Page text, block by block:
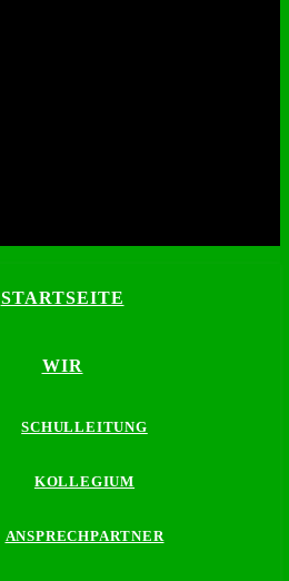
STARTSEITE
WIR
SCHULLEITUNG
KOLLEGIUM
ANSPRECHPARTNER